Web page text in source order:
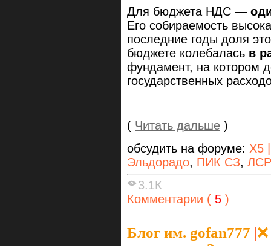
Для бюджета НДС —
Его собираемость
последние годы доля
бюджете колебалась в
фундамент, на котором
государственных
( Читать дальше )
обсудить на форуме: X5
Эльдорадо, ПИК СЗ,
3.1К
Комментарии ( 5 )
Блог им. gofan777 |